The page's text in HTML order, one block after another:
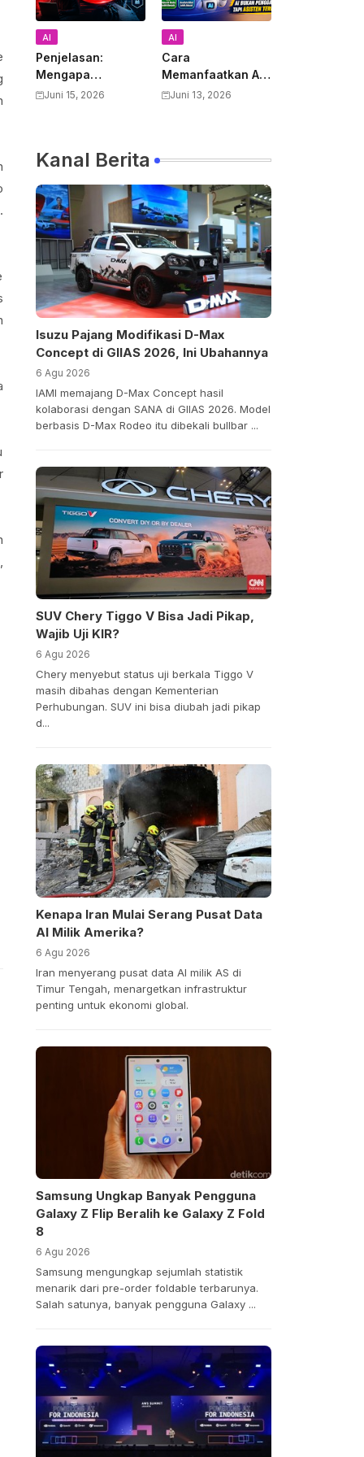
AI
Penjelasan:
Mengapa
Pemerintah AS
Anthropic Claude
Mythos
Juni 15, 2026
AI
Cara
Memanfaatkan AI
untuk Mendukung
Produktivitas dan
Pembelajaran
Juni 13, 2026
Kanal Berita
Isuzu Pajang Modifikasi D-Max
Concept di GIIAS 2026, Ini Ubahannya
6 Agu 2026
IAMI memajang D-Max Concept hasil
kolaborasi dengan SANA di GIIAS 2026. Model
berbasis D-Max Rodeo itu dibekali bullbar ...
SUV Chery Tiggo V Bisa Jadi Pikap,
Wajib Uji KIR?
6 Agu 2026
Chery menyebut status uji berkala Tiggo V
masih dibahas dengan Kementerian
Perhubungan. SUV ini bisa diubah jadi pikap
d...
Kenapa Iran Mulai Serang Pusat Data
AI Milik Amerika?
6 Agu 2026
Iran menyerang pusat data AI milik AS di
Timur Tengah, menargetkan infrastruktur
penting untuk ekonomi global.
Samsung Ungkap Banyak Pengguna
Galaxy Z Flip Beralih ke Galaxy Z Fold
8
6 Agu 2026
Samsung mengungkap sejumlah statistik
menarik dari pre-order foldable terbarunya.
Salah satunya, banyak pengguna Galaxy ...